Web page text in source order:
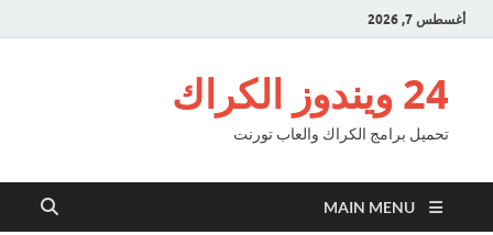
أغسطس 7, 2026
24 ويندوز الكراك
تحميل برامج الكراك والعاب تورنت
MAIN MENU